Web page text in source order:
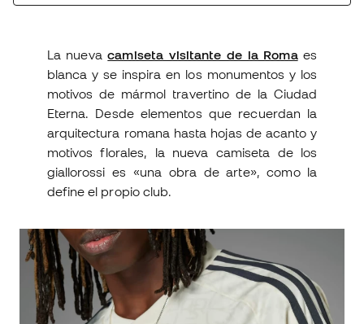
La nuevacamiseta visitante de la Romaes
blanca y se inspira en los monumentos y los
motivos de mármol travertino de la Ciudad
Eterna. Desde elementos que recuerdan la
arquitectura romana hasta hojas de acanto y
motivos florales, la nueva camiseta de los
giallorossi es «una obra de arte», como la
define el propio club.